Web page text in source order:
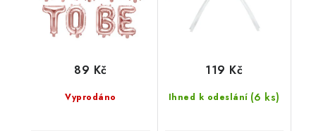
Vyprodáno
89 Kč
Ihned k odeslání (6 ks)
119 Kč